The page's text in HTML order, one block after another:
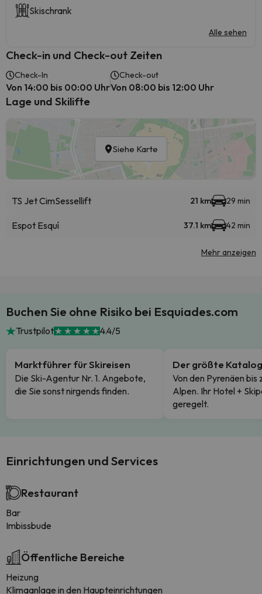
Skischrank
Alle sehen
Check-in und Check-out Zeiten
Check-In
Von 14:00 bis 00:00 Uhr
Check-out
Von 08:00 bis 12:00 Uhr
Lage und Skilifte
Siehe Karte
TS Jet CimSessellift 21 km 29 min
Espot Esquí 37.1 km 42 min
Mehr anzeigen
Buchen Sie ohne Risiko bei Esquiades.com
Trustpilot 4.4/5
Marktführer für Skireisen
Die Ski-Agentur Nr. 1. Angebote,
die Sie sonst nirgends finden.
Der größte Katalog
Von den Pyrenäen bis
Alpen. Ihr Hotel +
geregelt.
Einrichtungen und Services
Restaurant
Bar
Imbissbude
Öffentliche Bereiche
Heizung
Klimaanlage in den Haupteinrichtungen